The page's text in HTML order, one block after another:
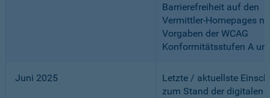
Barrierefreiheit auf den
Vermittler-Homepages
Vorgaben der WCAG
Konformitätsstufen A
Juni 2025
Letzte / aktuellste
zum Stand der digitalen